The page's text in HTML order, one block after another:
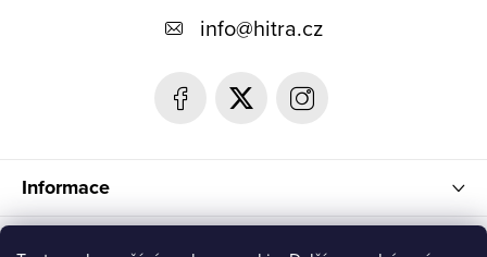
Informace
info@hitra.cz